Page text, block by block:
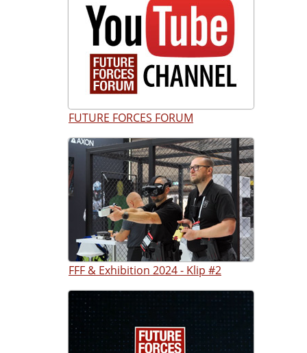
FUTURE FORCES FORUM
FFF & Exhibition 2024 - Klip #2